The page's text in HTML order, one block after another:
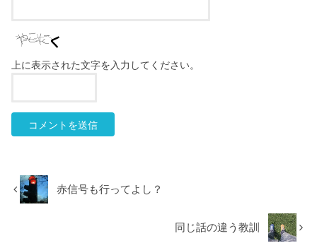
上に表示された文字を入力してください。
赤信号も行ってよし？
同じ話の違う教訓